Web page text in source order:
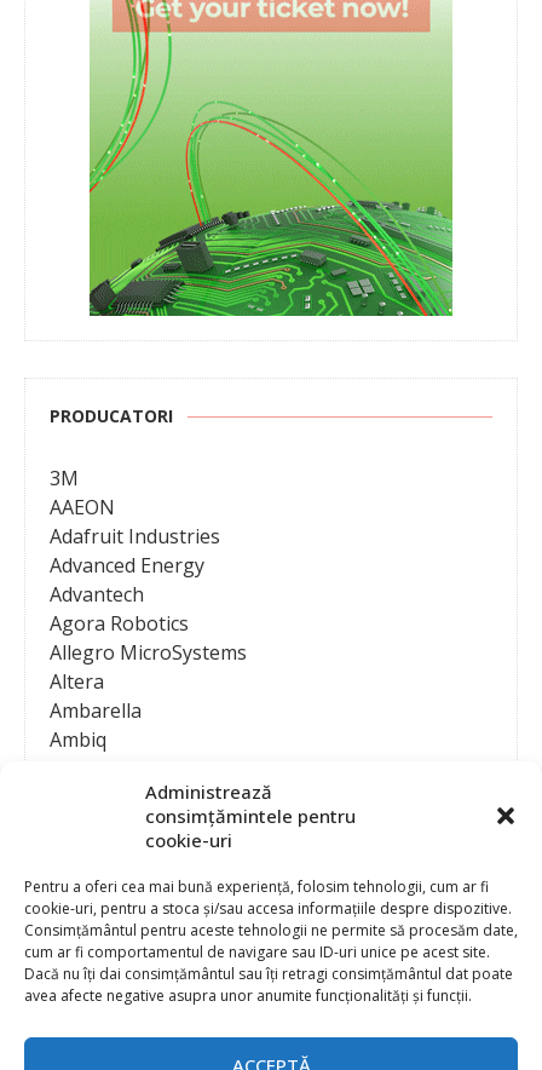
Administrează
consimțămintele pentru
cookie-uri
Pentru a oferi cea mai bună experiență, folosim tehnologii, cum ar fi
cookie-uri, pentru a stoca și/sau accesa informațiile despre dispozitive.
Consimțământul pentru aceste tehnologii ne permite să procesăm date,
cum ar fi comportamentul de navigare sau ID-uri unice pe acest site.
Dacă nu îți dai consimțământul sau îți retragi consimțământul dat poate
avea afecte negative asupra unor anumite funcționalități și funcții.
ACCEPTĂ
PRODUCATORI
3M
AAEON
Adafruit Industries
Advanced Energy
Advantech
Agora Robotics
Allegro MicroSystems
Altera
Ambarella
Ambiq
Analog Devices
Anritsu Corporation
Ansys
APS
Arduino
Arm
Asentics